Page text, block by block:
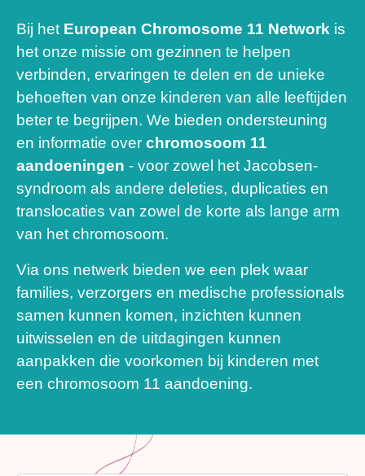
Bij het European Chromosome 11 Network is
het onze missie om gezinnen te helpen
verbinden, ervaringen te delen en de unieke
behoeften van onze kinderen van alle leeftijden
beter te begrijpen. We bieden ondersteuning
en informatie over chromosoom 11
aandoeningen - voor zowel het Jacobsen-
syndroom als andere deleties, duplicaties en
translocaties van zowel de korte als lange arm
van het chromosoom.
Via ons netwerk bieden we een plek waar
families, verzorgers en medische professionals
samen kunnen komen, inzichten kunnen
uitwisselen en de uitdagingen kunnen
aanpakken die voorkomen bij kinderen met
een chromosoom 11 aandoening.